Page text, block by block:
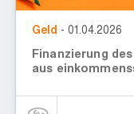
Geld - 01.04.2026
Finanzierung
aus